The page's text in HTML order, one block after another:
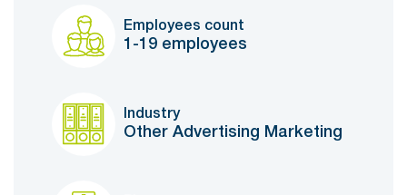
Employees count
1-19 employees
Industry
Other Advertising Marketing